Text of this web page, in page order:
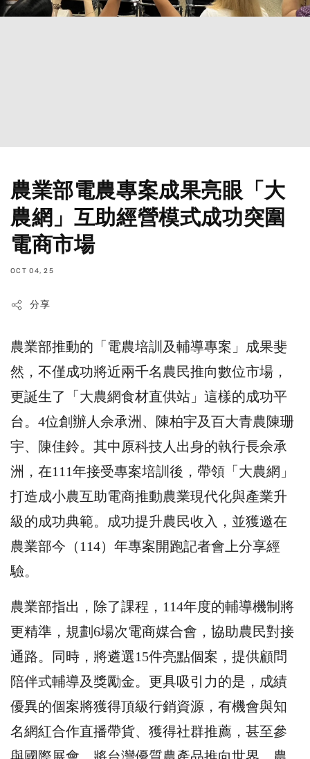
農業部電農專案成果亮眼「大
農網」互助經營模式成功突圍
電商市場
OCT 04, 25
分享
農業部推動的「電農培訓及輔導專案」成果斐
然，不僅成功將近兩千名農民推向數位市場，
更誕生了「大農網食材直供站」這樣的成功平
台。4位創辦人佘承洲、陳柏宇及百大青農陳珊
宇、陳佳鈴。其中原科技人出身的執行長佘承
洲，在111年接受專案培訓後，帶領「大農網」
打造成小農互助電商推動農業現代化與產業升
級的成功典範。成功提升農民收入，並獲邀在
農業部今（114）年專案開跑記者會上分享經
驗。
農業部指出，除了課程，114年度的輔導機制將
更精準，規劃6場次電商媒合會，協助農民對接
通路。同時，將遴選15件亮點個案，提供顧問
陪伴式輔導及獎勵金。更具吸引力的是，成績
優異的個案將獲得頂級行銷資源，有機會與知
名網紅合作直播帶貨、獲得社群推薦，甚至參